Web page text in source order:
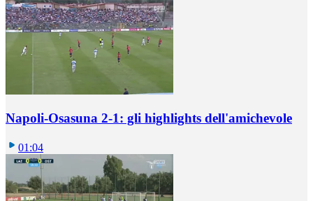
Napoli-Osasuna 2-1: gli highlights dell'amichevole
01:04